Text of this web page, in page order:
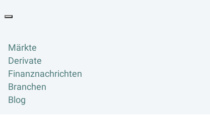
Märkte
Derivate
Finanznachrichten
Branchen
Blog